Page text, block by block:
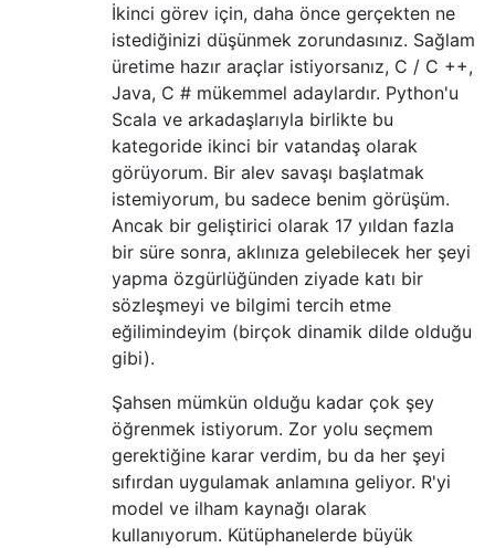
İkinci görev için, daha önce gerçekten ne
istediğinizi düşünmek zorundasınız. Sağlam
üretime hazır araçlar istiyorsanız, C / C ++,
Java, C # mükemmel adaylardır. Python'u
Scala ve arkadaşlarıyla birlikte bu
kategoride ikinci bir vatandaş olarak
görüyorum. Bir alev savaşı başlatmak
istemiyorum, bu sadece benim görüşüm.
Ancak bir geliştirici olarak 17 yıldan fazla
bir süre sonra, aklınıza gelebilecek her şeyi
yapma özgürlüğünden ziyade katı bir
sözleşmeyi ve bilgimi tercih etme
eğilimindeyim (birçok dinamik dilde olduğu
gibi).
Şahsen mümkün olduğu kadar çok şey
öğrenmek istiyorum. Zor yolu seçmem
gerektiğine karar verdim, bu da her şeyi
sıfırdan uygulamak anlamına geliyor. R'yi
model ve ilham kaynağı olarak
kullanıyorum. Kütüphanelerde büyük